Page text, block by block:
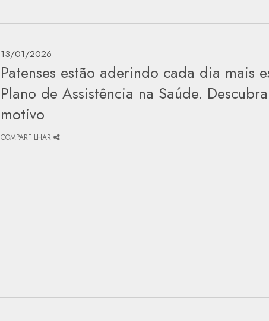
13/01/2026
Patenses estão aderindo cada dia mais
Plano de Assistência na Saúde.
motivo
COMPARTILHAR